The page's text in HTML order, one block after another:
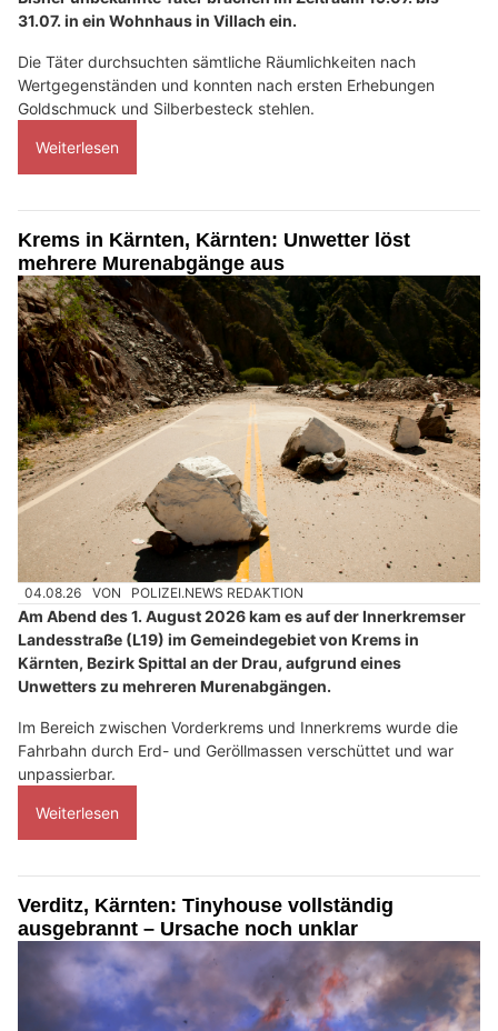
31.07. in ein Wohnhaus in Villach ein.
Die Täter durchsuchten sämtliche Räumlichkeiten nach
Wertgegenständen und konnten nach ersten Erhebungen
Goldschmuck und Silberbesteck stehlen.
Weiterlesen
Krems in Kärnten, Kärnten: Unwetter löst
mehrere Murenabgänge aus
04.08.26 VON POLIZEI.NEWS REDAKTION
Am Abend des 1. August 2026 kam es auf der Innerkremser
Landesstraße (L19) im Gemeindegebiet von Krems in
Kärnten, Bezirk Spittal an der Drau, aufgrund eines
Unwetters zu mehreren Murenabgängen.
Im Bereich zwischen Vorderkrems und Innerkrems wurde die
Fahrbahn durch Erd- und Geröllmassen verschüttet und war
unpassierbar.
Weiterlesen
Verditz, Kärnten: Tinyhouse vollständig
ausgebrannt – Ursache noch unklar